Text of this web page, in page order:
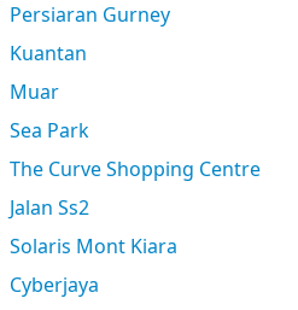
Persiaran Gurney
Kuantan
Muar
Sea Park
The Curve Shopping Centre
Jalan Ss2
Solaris Mont Kiara
Cyberjaya